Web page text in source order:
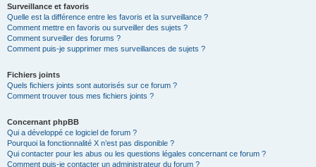
Surveillance et favoris
Quelle est la différence entre les favoris et la surveillance ?
Comment mettre en favoris ou surveiller des sujets ?
Comment surveiller des forums ?
Comment puis-je supprimer mes surveillances de sujets ?
Fichiers joints
Quels fichiers joints sont autorisés sur ce forum ?
Comment trouver tous mes fichiers joints ?
Concernant phpBB
Qui a développé ce logiciel de forum ?
Pourquoi la fonctionnalité X n’est pas disponible ?
Qui contacter pour les abus ou les questions légales concernant ce forum ?
Comment puis-je contacter un administrateur du forum ?